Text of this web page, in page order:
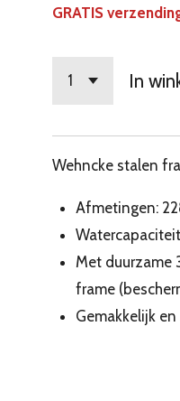
GRATIS
In
Wehncke stalen
Afmetingen:
Met duurzame
frame
Gemakkelijk